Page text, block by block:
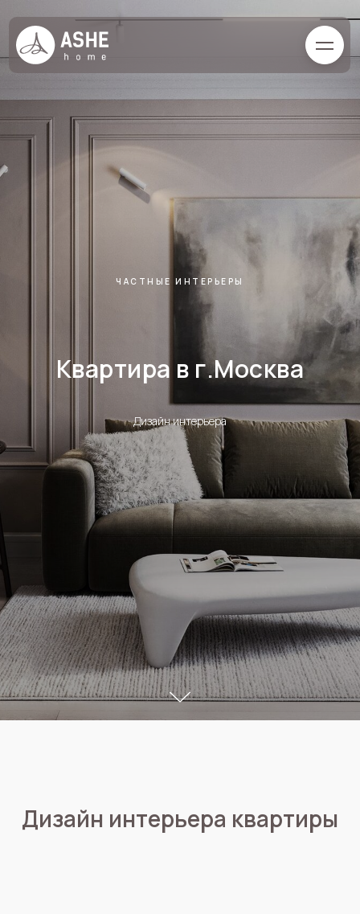
ЧАСТНЫЕ ИНТЕРЬЕРЫ
Квартира в г.Москва
Дизайн интерьера
Дизайн интерьера квартиры